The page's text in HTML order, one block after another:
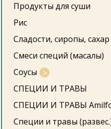
Продукты для суши
Рис
Сладости, сиропы, сахар
Смеси специй (масалы)
Соусы
СПЕЦИИ И ТРАВЫ
СПЕЦИИ И ТРАВЫ
Специи и травы